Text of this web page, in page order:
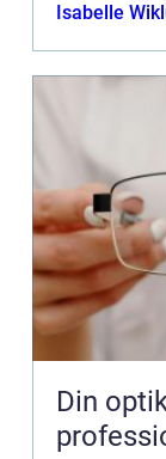
Isabelle
Din